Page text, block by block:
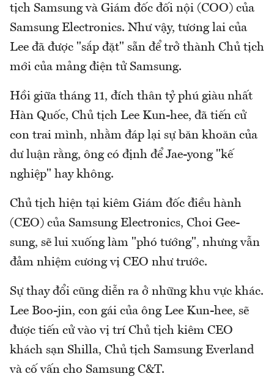
tịch Samsung và Giám đốc đối nội (COO) của
Samsung Electronics. Như vậy, tương lai của
Lee đã được "sắp đặt" sẵn để trở thành Chủ tịch
mới của mảng điện tử Samsung.
Hồi giữa tháng 11, đích thân tỷ phú giàu nhất
Hàn Quốc, Chủ tịch Lee Kun-hee, đã tiến cử
con trai mình, nhằm đáp lại sự băn khoăn của
dư luận rằng, ông có định để Jae-yong "kế
nghiệp" hay không.
Chủ tịch hiện tại kiêm Giám đốc điều hành
(CEO) của Samsung Electronics, Choi Gee-
sung, sẽ lui xuống làm "phó tướng", nhưng vẫn
đảm nhiệm cương vị CEO như trước.
Sự thay đổi cũng diễn ra ở những khu vực khác.
Lee Boo-jin, con gái của ông Lee Kun-hee, sẽ
được tiến cử vào vị trí Chủ tịch kiêm CEO
khách sạn Shilla, Chủ tịch Samsung Everland
và cố vấn cho Samsung C&T.